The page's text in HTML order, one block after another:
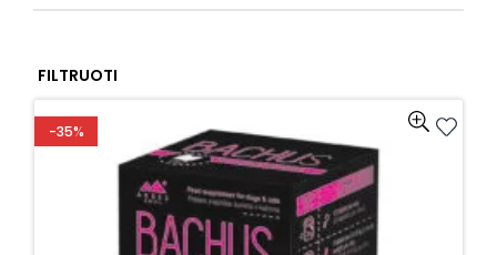
FILTRUOTI
-35%